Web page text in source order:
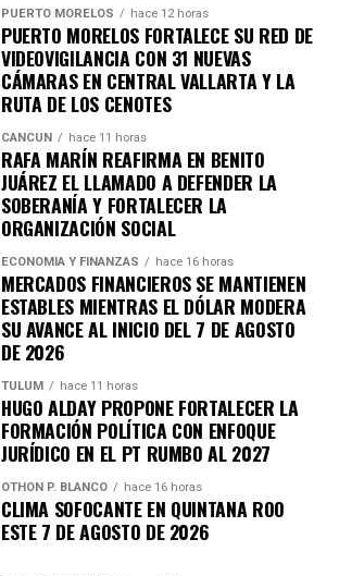
PUERTO MORELOS hace 12 horas
PUERTO MORELOS FORTALECE SU RED DE
VIDEOVIGILANCIA CON 31 NUEVAS
CÁMARAS EN CENTRAL VALLARTA Y LA
RUTA DE LOS CENOTES
CANCÚN hace 11 horas
RAFA MARÍN REAFIRMA EN BENITO
JUÁREZ EL LLAMADO A DEFENDER LA
SOBERANÍA Y FORTALECER LA
ORGANIZACIÓN SOCIAL
ECONOMÍA Y FINANZAS hace 16 horas
MERCADOS FINANCIEROS SE MANTIENEN
ESTABLES MIENTRAS EL DÓLAR MODERA
SU AVANCE AL INICIO DEL 7 DE AGOSTO
DE 2026
TULUM hace 11 horas
HUGO ALDAY PROPONE FORTALECER LA
FORMACIÓN POLÍTICA CON ENFOQUE
JURÍDICO EN EL PT RUMBO AL 2027
OTHON P. BLANCO hace 16 horas
CLIMA SOFOCANTE EN QUINTANA ROO
ESTE 7 DE AGOSTO DE 2026